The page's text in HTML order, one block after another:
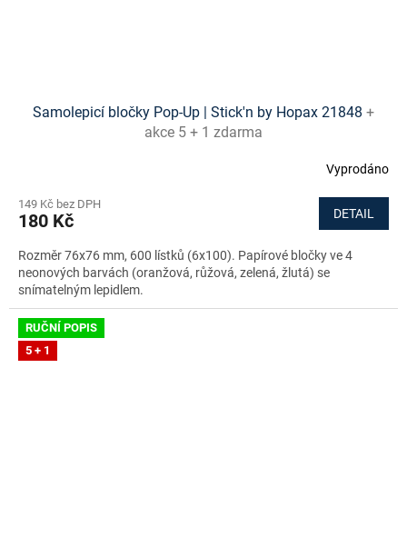
Samolepicí bločky Pop-Up | Stick'n by Hopax 21848 +
akce 5 + 1 zdarma
Vyprodáno
149 Kč bez DPH
180 Kč DETAIL
Rozměr 76x76 mm, 600 lístků (6x100). Papírové bločky ve 4
neonových barvách (oranžová, růžová, zelená, žlutá) se
snímatelným lepidlem.
RUČNÍ POPIS
5 + 1